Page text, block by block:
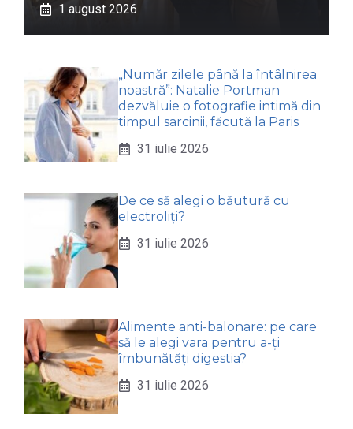
1 august 2026
„Număr zilele până la întâlnirea
noastră”: Natalie Portman
dezvăluie o fotografie intimă din
timpul sarcinii, făcută la Paris
31 iulie 2026
De ce să alegi o băutură cu
electroliți?
31 iulie 2026
Alimente anti-balonare: pe care
să le alegi vara pentru a-ți
îmbunătăți digestia?
31 iulie 2026